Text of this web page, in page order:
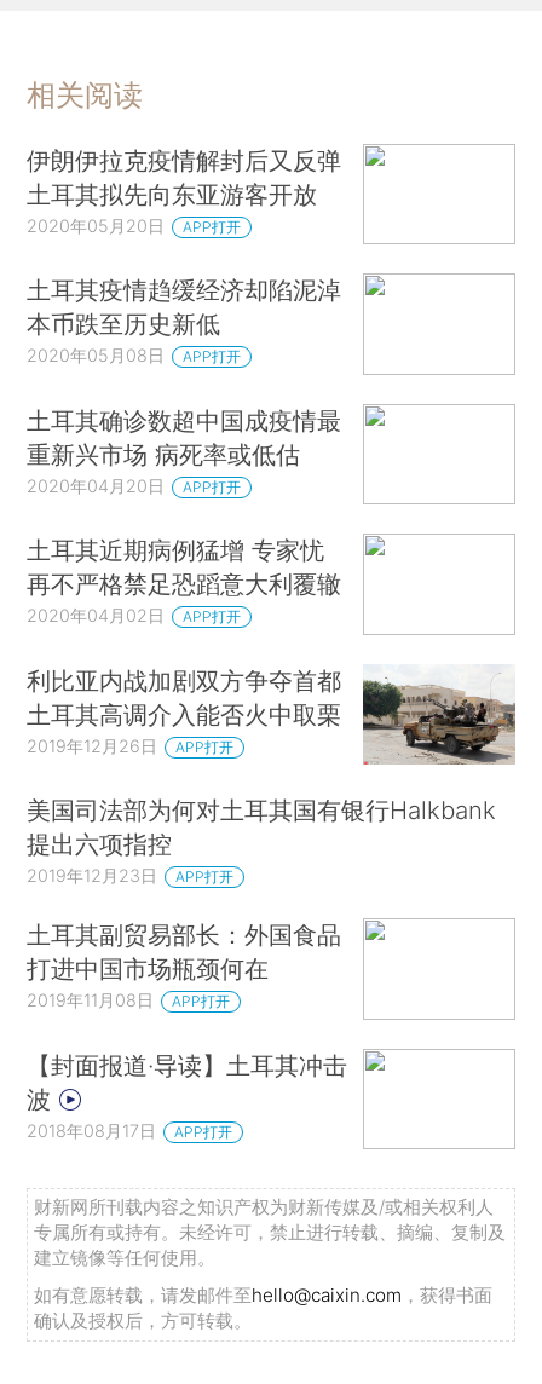
相关阅读
伊朗伊拉克疫情解封后又反弹
土耳其拟先向东亚游客开放
2020年05月20日 APP打开
土耳其疫情趋缓经济却陷泥淖
本币跌至历史新低
2020年05月08日 APP打开
土耳其确诊数超中国成疫情最
重新兴市场 病死率或低估
2020年04月20日 APP打开
土耳其近期病例猛增 专家忧
再不严格禁足恐蹈意大利覆辙
2020年04月02日 APP打开
利比亚内战加剧双方争夺首都
土耳其高调介入能否火中取栗
2019年12月26日 APP打开
美国司法部为何对土耳其国有银行Halkbank
提出六项指控
2019年12月23日 APP打开
土耳其副贸易部长：外国食品
打进中国市场瓶颈何在
2019年11月08日 APP打开
【封面报道·导读】土耳其冲击
波
2018年08月17日 APP打开
财新网所刊载内容之知识产权为财新传媒及/或相关权利人
专属所有或持有。未经许可，禁止进行转载、摘编、复制及
建立镜像等任何使用。
如有意愿转载，请发邮件至hello@caixin.com ，获得书面
确认及授权后，方可转载。